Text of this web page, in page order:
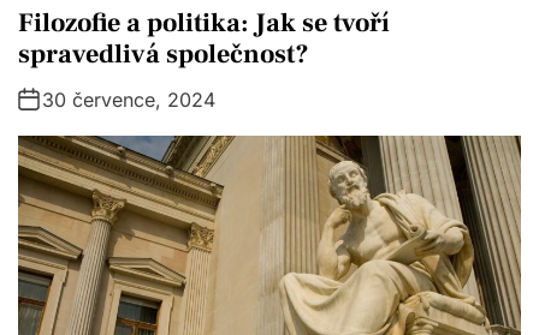
a
t
g
o
r
i
e
s
Filozofie a politika: Jak se tvoří
spravedlivá společnost?
30 července, 2024